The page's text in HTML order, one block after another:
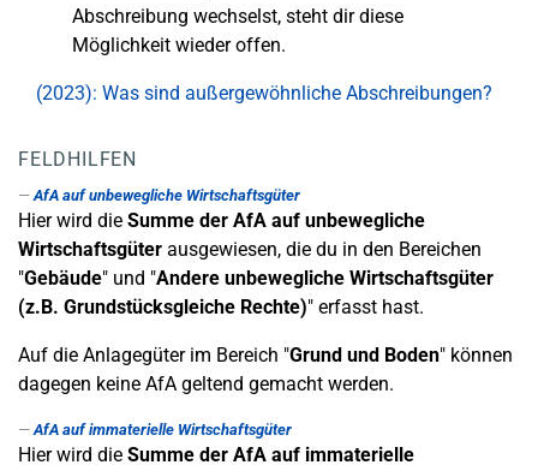
Abschreibung wechselst, steht dir diese
Möglichkeit wieder offen.
(2023): Was sind außergewöhnliche Abschreibungen?
FELDHILFEN
AfA auf unbewegliche Wirtschaftsgüter
Hier wird die Summe der AfA auf unbewegliche
Wirtschaftsgüter ausgewiesen, die du in den Bereichen
"Gebäude" und "Andere unbewegliche Wirtschaftsgüter
(z.B. Grundstücksgleiche Rechte)" erfasst hast.
Auf die Anlagegüter im Bereich "Grund und Boden" können
dagegen keine AfA geltend gemacht werden.
AfA auf immaterielle Wirtschaftsgüter
Hier wird die Summe der AfA auf immaterielle